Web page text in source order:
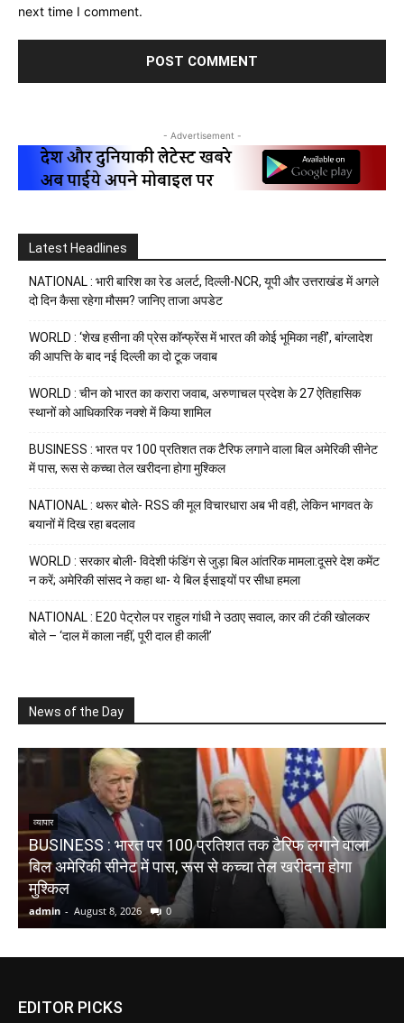
next time I comment.
- Advertisement -
Latest Headlines
NATIONAL : भारी बारिश का रेड अलर्ट, दिल्ली-NCR, यूपी और उत्तराखंड में अगले
दो दिन कैसा रहेगा मौसम? जानिए ताजा अपडेट
WORLD : ‘शेख हसीना की प्रेस कॉन्फ्रेंस में भारत की कोई भूमिका नहीं’, बांग्लादेश
की आपत्ति के बाद नई दिल्ली का दो टूक जवाब
WORLD : चीन को भारत का करारा जवाब, अरुणाचल प्रदेश के 27 ऐतिहासिक
स्थानों को आधिकारिक नक्शे में किया शामिल
BUSINESS : भारत पर 100 प्रतिशत तक टैरिफ लगाने वाला बिल अमेरिकी सीनेट
में पास, रूस से कच्चा तेल खरीदना होगा मुश्किल
NATIONAL : थरूर बोले- RSS की मूल विचारधारा अब भी वही, लेकिन भागवत के
बयानों में दिख रहा बदलाव
WORLD : सरकार बोली- विदेशी फंडिंग से जुड़ा बिल आंतरिक मामला:दूसरे देश कमेंट
न करें; अमेरिकी सांसद ने कहा था- ये बिल ईसाइयों पर सीधा हमला
NATIONAL : E20 पेट्रोल पर राहुल गांधी ने उठाए सवाल, कार की टंकी खोलकर
बोले – ‘दाल में काला नहीं, पूरी दाल ही काली’
News of the Day
व्यापार
BUSINESS : भारत पर 100 प्रतिशत तक टैरिफ लगाने वाला
बिल अमेरिकी सीनेट में पास, रूस से कच्चा तेल खरीदना होगा
मुश्किल
admin - August 8, 2026 0
EDITOR PICKS